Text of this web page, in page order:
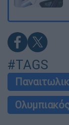
#TAGS